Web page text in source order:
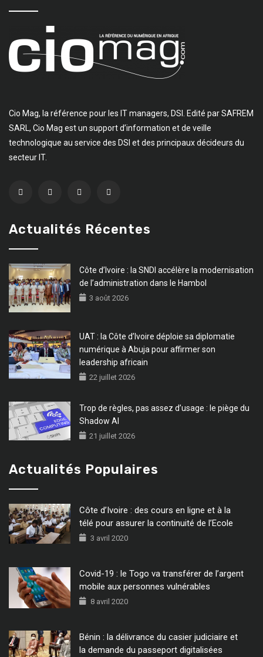
Cio Mag, la référence pour les IT managers, DSI. Edité par SAFREM
SARL, Cio Mag est un support d’information et de veille
technologique au service des DSI et des principaux décideurs du
secteur IT.
Actualités Récentes
Côte d’Ivoire : la SNDI accélère la modernisation
de l’administration dans le Hambol
3 août 2026
UAT : la Côte d’Ivoire déploie sa diplomatie
numérique à Abuja pour affirmer son
leadership africain
22 juillet 2026
Trop de règles, pas assez d’usage : le piège du
Shadow AI
21 juillet 2026
Actualités Populaires
Côte d’Ivoire : des cours en ligne et à la
télé pour assurer la continuité de l’Ecole
3 avril 2020
Covid-19 : le Togo va transférer de l’argent
mobile aux personnes vulnérables
8 avril 2020
Bénin : la délivrance du casier judiciaire et
la demande du passeport digitalisées